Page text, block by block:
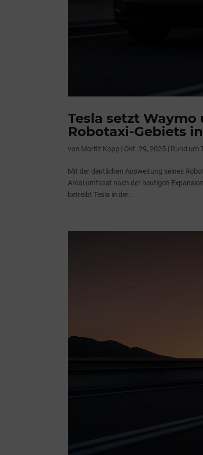
Tesla setzt
Robotaxi-Gebiets
von Moritz Kopp | Okt. 29, 2025 | Rund um
Mit der deutlichen Ausweitung seines
Areal umfasst nach der heutigen
betreibt Tesla in der...